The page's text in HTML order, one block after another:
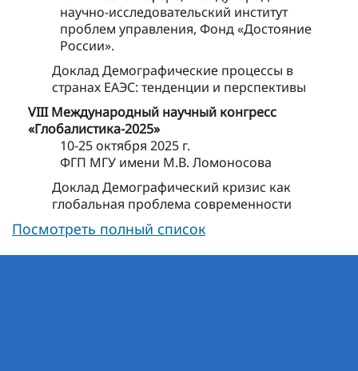
научно-исследовательский институт
проблем управления, Фонд «Достояние
России».
Доклад Демографические процессы в
странах ЕАЭС: тенденции и перспективы
VIII Международный научный конгресс
«Глобалистика-2025»
10-25 октября 2025 г.
ФГП МГУ имени М.В. Ломоносова
Доклад Демографический кризис как
глобальная проблема современности
Посмотреть полный список